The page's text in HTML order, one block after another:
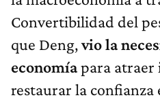
Convertibilidad del
que Deng,vio la
economíapara atraer
restaurar la